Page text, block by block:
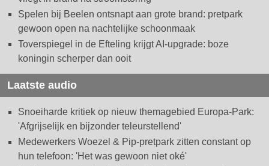
Spelen bij Beelen ontsnapt aan grote brand: pretpark
gewoon open na nachtelijke schoonmaak
Toverspiegel in de Efteling krijgt AI-upgrade: boze
koningin scherper dan ooit
Laatste audio
Snoeiharde kritiek op nieuw themagebied Europa-Park:
'Afgrijselijk en bijzonder teleurstellend'
Medewerkers Woezel & Pip-pretpark zitten constant op
hun telefoon: 'Het was gewoon niet oké'